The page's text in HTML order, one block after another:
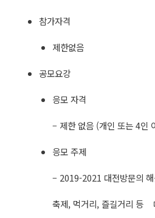
참가자격
제한없음
공모요강
응모 자격
– 제한 없음 (개인 또는 4인
응모 주제
– 2019-2021 대전방문의
축제, 먹거리, 즐길거리 등